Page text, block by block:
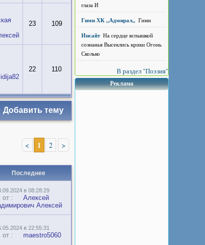
23 109
lidija82
22 110
Добавить тему
< 1 2 >
Последнее
в 08:28:29
:
Алексей
Алексей
в 22:55:31
: maestro5060
глаза И
Гимн ХК ,,Адмирал,, Гимн
Инсайт На сердце вспышкой
сознанья Высеклись крики Огонь
Сколько
В раздел "Поэзия"
Реклама